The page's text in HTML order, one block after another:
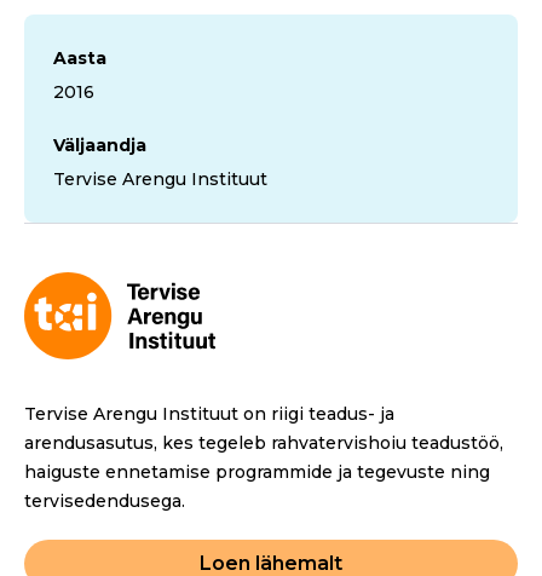
Aasta
2016
Väljaandja
Tervise Arengu Instituut
Tervise Arengu Instituut on riigi teadus- ja
arendusasutus, kes tegeleb rahvatervishoiu teadustöö,
haiguste ennetamise programmide ja tegevuste ning
tervisedendusega.
Loen lähemalt